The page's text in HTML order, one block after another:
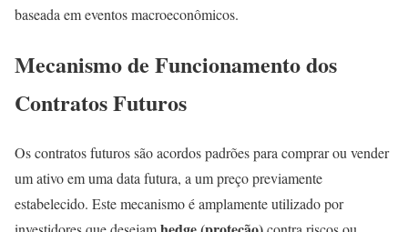
baseada em eventos macroeconômicos.
Mecanismo de Funcionamento dos
Contratos Futuros
Os contratos futuros são acordos padrões para comprar ou vender
um ativo em uma data futura, a um preço previamente
estabelecido. Este mecanismo é amplamente utilizado por